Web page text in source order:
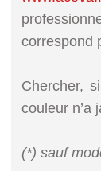
correspond
Chercher,
couleur n’a
(*) sauf